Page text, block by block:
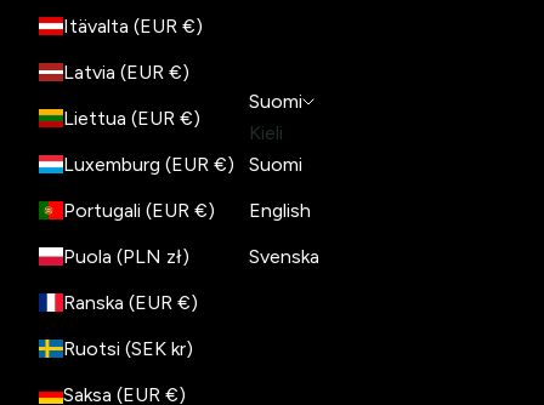
Itävalta (EUR €)
Latvia (EUR €)
Liettua (EUR €)
Luxemburg (EUR €)
Portugali (EUR €)
Puola (PLN zł)
Ranska (EUR €)
Ruotsi (SEK kr)
Saksa (EUR €)
Suomi
Kieli
Suomi
English
Svenska